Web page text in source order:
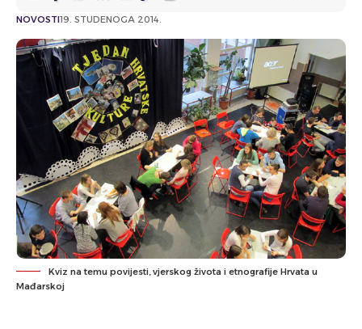
NOVOSTI19. STUDENOGA 2014.
Kviz na temu povijesti, vjerskog života i etnografije Hrvata u
Mađarskoj